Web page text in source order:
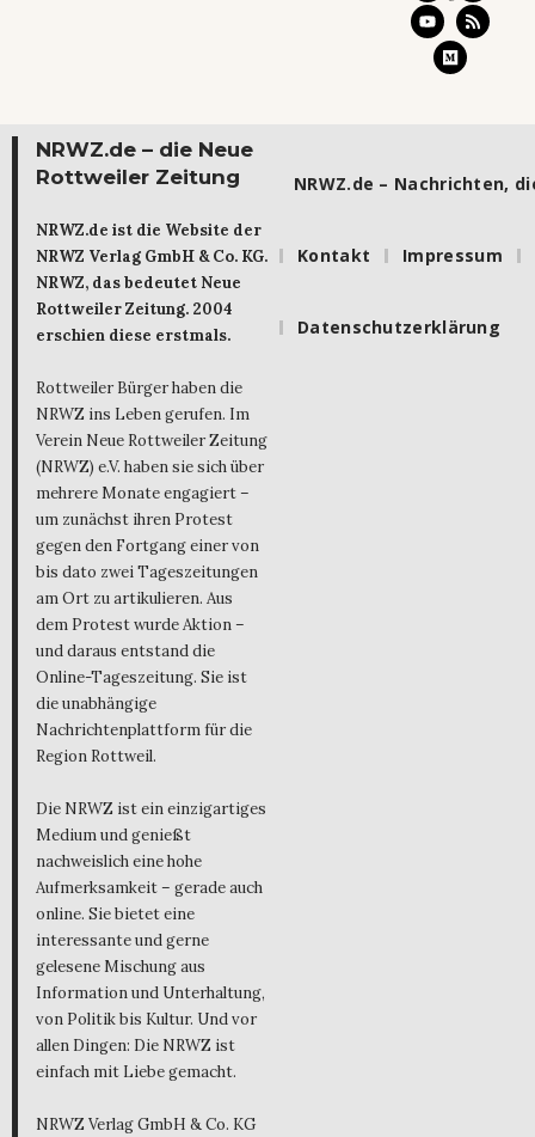
NRWZ.de – die Neue
Rottweiler Zeitung
NRWZ.de ist die Website der
NRWZ Verlag GmbH & Co. KG.
NRWZ, das bedeutet Neue
Rottweiler Zeitung. 2004
erschien diese erstmals.
Rottweiler Bürger haben die
NRWZ ins Leben gerufen. Im
Verein Neue Rottweiler Zeitung
(NRWZ) e.V. haben sie sich über
mehrere Monate engagiert –
um zunächst ihren Protest
gegen den Fortgang einer von
bis dato zwei Tageszeitungen
am Ort zu artikulieren. Aus
dem Protest wurde Aktion –
und daraus entstand die
Online-Tageszeitung. Sie ist
die unabhängige
Nachrichtenplattform für die
Region Rottweil.
Die NRWZ ist ein einzigartiges
Medium und genießt
nachweislich eine hohe
Aufmerksamkeit – gerade auch
online. Sie bietet eine
interessante und gerne
gelesene Mischung aus
Information und Unterhaltung,
von Politik bis Kultur. Und vor
allen Dingen: Die NRWZ ist
einfach mit Liebe gemacht.
NRWZ Verlag GmbH & Co. KG
NRWZ.de – Nachrichten,
Kontakt Impressum
Datenschutzerklärung